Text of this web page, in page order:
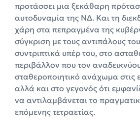
προτάσσει μια ξεκάθαρη
αυτοδυναμία της ΝΔ. Και τη
χάρη στα πεπραγμένα της
σύγκριση με τους αντιπάλους
συντριπτικά υπέρ του, στο
περιβάλλον που τον
σταθεροποιητικό ανάχωμα στις
αλλά και στο γεγονός ότι
να αντιλαμβάνεται το
επόμενης τετραετίας.